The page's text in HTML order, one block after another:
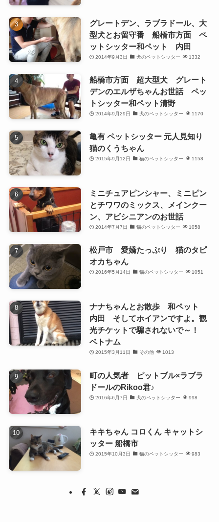
グレートデン、ラブラドール、大
型犬とお留守番 船橋市方面 ペ
ットシッター和ペット 内田
2014年9月3日 犬のペットシッター 1332
船橋市方面 超大型犬 グレート
デンのエルザちゃんお世話 ペッ
トシッター和ペット清野
2014年9月29日 犬のペットシッター 1170
亀有 ペットシッター 元人見知り
猫のくうちゃん
2015年9月12日 猫のペットシッター 1158
ミニチュアピンシャー、ミニピン
とチワワのミックス、メインクー
ン、アビシニアンのお世話
2014年7月7日 猫のペットシッター 1058
松戸市 愛嬌たっぷり 猫のタピ
オカちゃん
2016年5月14日 猫のペットシッター 1051
ナナちゃんとお散歩 和ペット
内田 そしてホイアンですよ。観
光チケットで騙されないで～！
ベトナム
2015年3月11日 その他 1013
町の人気者 ピットブル×ラブラ
ドールのRikoo君♪
2016年6月7日 犬のペットシッター 998
キキちゃん コロくん キャットシ
ッター 船橋市
2015年10月3日 猫のペットシッター 983